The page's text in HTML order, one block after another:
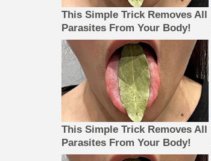
This Simple Trick Removes All
Parasites From Your Body!
This Simple Trick Removes All
Parasites From Your Body!